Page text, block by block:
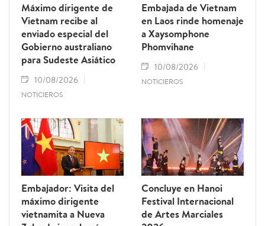
Máximo dirigente de
Vietnam recibe al
enviado especial del
Gobierno australiano
para Sudeste Asiático
10/08/2026
NOTICIEROS
Embajada de Vietnam
en Laos rinde homenaje
a Xaysomphone
Phomvihane
10/08/2026
NOTICIEROS
Embajador: Visita del
máximo dirigente
vietnamita a Nueva
Concluye en Hanoi
Festival Internacional
de Artes Marciales